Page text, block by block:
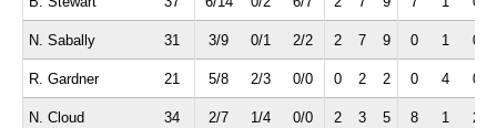
N. Sabally 31 3/9 0/1 2/2 2 7 9 0 1 0
R. Gardner 21 5/8 2/3 0/0 0 2 2 0 4 0
N. Cloud 34 2/7 1/4 0/0 2 3 5 8 1 2